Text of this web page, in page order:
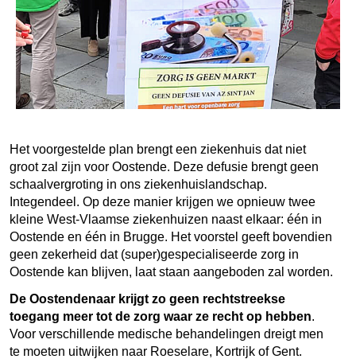
Het voorgestelde plan brengt een ziekenhuis dat niet
groot zal zijn voor Oostende. Deze defusie brengt geen
schaalvergroting in ons ziekenhuislandschap.
Integendeel. Op deze manier krijgen we opnieuw twee
kleine West-Vlaamse ziekenhuizen naast elkaar: één in
Oostende en één in Brugge. Het voorstel geeft bovendien
geen zekerheid dat (super)gespecialiseerde zorg in
Oostende kan blijven, laat staan aangeboden zal worden.
De Oostendenaar krijgt zo geen rechtstreekse
toegang meer tot de zorg waar ze recht op hebben.
Voor verschillende medische behandelingen dreigt men
te moeten uitwijken naar Roeselare, Kortrijk of Gent.